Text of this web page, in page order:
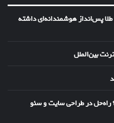
پس‌انداز هوشمندانه‌ای داشته
بین‌الملل
در طراحی سایت و سئو